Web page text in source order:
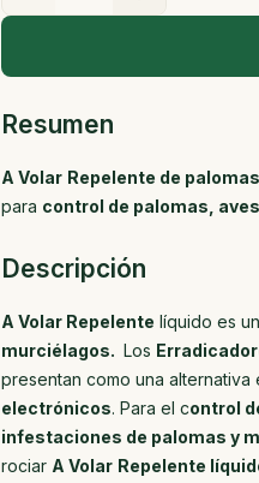
Resumen
A Volar Repelente de
para control de palomas,
Descripción
A Volar Repelente líquido es
murciélagos. Los
presentan como una alternativa
electrónicos. Para el control
infestaciones de palomas y
rociar A Volar Repelente